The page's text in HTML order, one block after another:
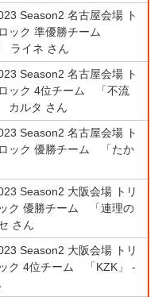
Season2 名古屋会場 ト
ック 準優勝チーム
ライネ さん
Season2 名古屋会場 ト
ック 4位チーム 「不流
カルタ さん
Season2 名古屋会場 ト
ック 優勝チーム 「たか
Season2 大阪会場 トリ
ク 優勝チーム 「連理の
さん
Season2 大阪会場 トリ
ク 4位チーム 「KZK」 -